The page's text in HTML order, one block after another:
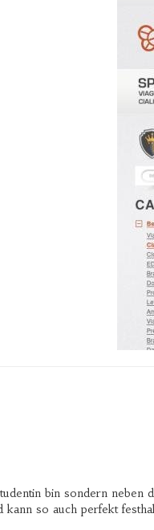
bin sondern neben
kann so auch perfekt